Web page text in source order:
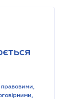
правовими,